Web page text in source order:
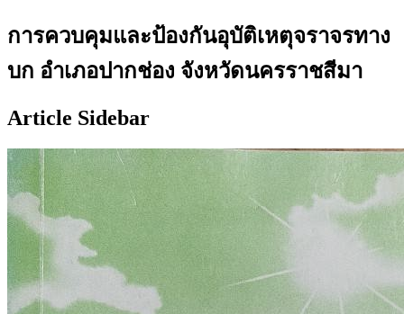
การควบคุมและป้องกันอุบัติเหตุจราจรทาง
บก อำเภอปากช่อง จังหวัดนครราชสีมา
Article Sidebar